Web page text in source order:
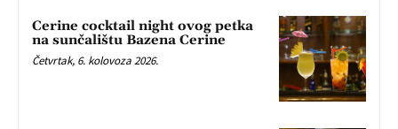
Cerine cocktail night ovog petka
na sunčalištu Bazena Cerine
Četvrtak, 6. kolovoza 2026.